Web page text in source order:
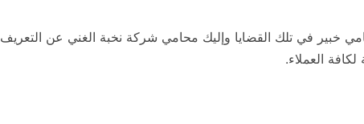
خبير في تلك القضايا وإليك محامي شركة نخبة الغني عن التعريف
العملاء.